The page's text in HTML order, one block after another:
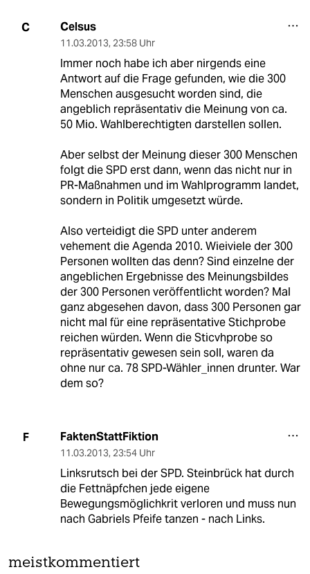
C Celsus
11.03.2013, 23:58 Uhr
Immer noch habe ich aber nirgends eine
Antwort auf die Frage gefunden, wie die 300
Menschen ausgesucht worden sind, die
angeblich repräsentativ die Meinung von ca.
50 Mio. Wahlberechtigten darstellen sollen.
Aber selbst der Meinung dieser 300 Menschen
folgt die SPD erst dann, wenn das nicht nur in
PR-Maßnahmen und im Wahlprogramm landet,
sondern in Politik umgesetzt würde.
Also verteidigt die SPD unter anderem
vehement die Agenda 2010. Wieiviele der 300
Personen wollten das denn? Sind einzelne der
angeblichen Ergebnisse des Meinungsbildes
der 300 Personen veröffentlicht worden? Mal
ganz abgesehen davon, dass 300 Personen gar
nicht mal für eine repräsentative Stichprobe
reichen würden. Wenn die Sticvhprobe so
repräsentativ gewesen sein soll, waren da
ohne nur ca. 78 SPD-Wähler_innen drunter. War
dem so?
F FaktenStattFiktion
11.03.2013, 23:54 Uhr
Linksrutsch bei der SPD. Steinbrück hat durch
die Fettnäpfchen jede eigene
Bewegungsmöglichkrit verloren und muss nun
nach Gabriels Pfeife tanzen - nach Links.
meistkommentiert